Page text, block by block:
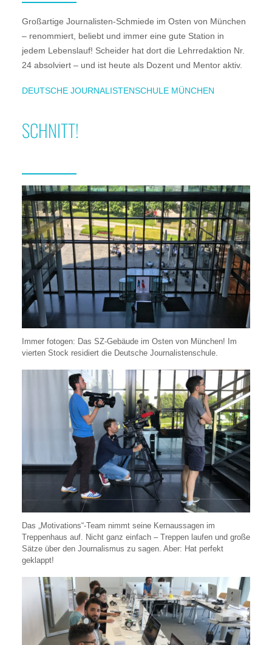
Großartige Journalisten-Schmiede im Osten von München
– renommiert, beliebt und immer eine gute Station in
jedem Lebenslauf! Scheider hat dort die Lehrredaktion Nr.
24 absolviert – und ist heute als Dozent und Mentor aktiv.
DEUTSCHE JOURNALISTENSCHULE MÜNCHEN
SCHNITT!
Immer fotogen: Das SZ-Gebäude im Osten von München! Im
vierten Stock residiert die Deutsche Journalistenschule.
Das „Motivations“-Team nimmt seine Kernaussagen im
Treppenhaus auf. Nicht ganz einfach – Treppen laufen und große
Sätze über den Journalismus zu sagen. Aber: Hat perfekt
geklappt!